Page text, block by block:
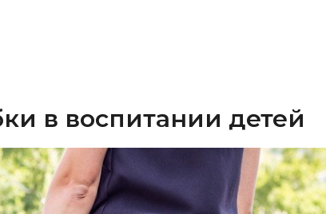
в воспитании детей